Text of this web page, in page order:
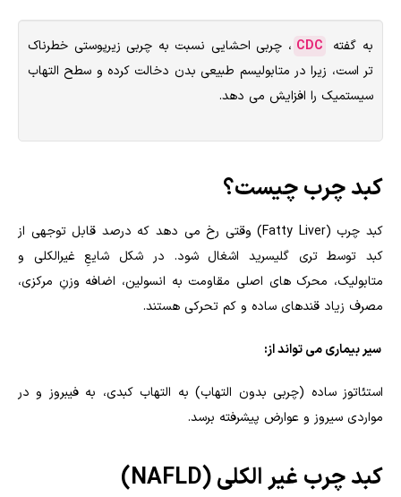
به گفته CDC ، چربی احشایی نسبت به چربی زیرپوستی خطرناک
تر است، زیرا در متابولیسم طبیعی بدن دخالت کرده و سطح التهاب
سیستمیک را افزایش می دهد.
کبد چرب چیست؟
کبد چرب (Fatty Liver) وقتی رخ می دهد که درصد قابل توجهی از
کبد توسط تری گلیسرید اشغال شود. در شکل شایعِ غیرالکلی و
متابولیک، محرک های اصلی مقاومت به انسولین، اضافه وزنِ مرکزی،
مصرف زیاد قندهای ساده و کم تحرکی هستند.
سیر بیماری می تواند از:
استئاتوز ساده (چربی بدون التهاب) به التهاب کبدی، به فیبروز و در
مواردی سیروز و عوارض پیشرفته برسد.
کبد چرب غیر الکلی (NAFLD)